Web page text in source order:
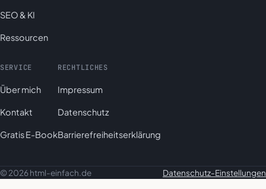
SEO & KI
Ressourcen
SERVICE
Über mich
Kontakt
Gratis E-Book
RECHTLICHES
Impressum
Datenschutz
Barrierefreiheitserklärung
© 2026 html-einfach.de Datenschutz-Einstellungen